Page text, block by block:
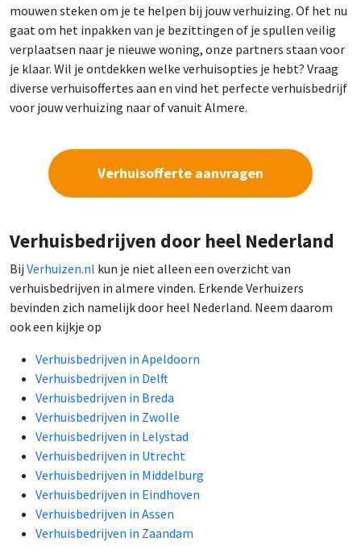
mouwen steken om je te helpen bij jouw verhuizing. Of het nu
gaat om het inpakken van je bezittingen of je spullen veilig
verplaatsen naar je nieuwe woning, onze partners staan voor
je klaar. Wil je ontdekken welke verhuisopties je hebt? Vraag
diverse verhuisoffertes aan en vind het perfecte verhuisbedrijf
voor jouw verhuizing naar of vanuit Almere.
Verhuisofferte aanvragen
Verhuisbedrijven door heel Nederland
Bij Verhuizen.nl kun je niet alleen een overzicht van
verhuisbedrijven in almere vinden. Erkende Verhuizers
bevinden zich namelijk door heel Nederland. Neem daarom
ook een kijkje op
Verhuisbedrijven in Apeldoorn
Verhuisbedrijven in Delft
Verhuisbedrijven in Breda
Verhuisbedrijven in Zwolle
Verhuisbedrijven in Lelystad
Verhuisbedrijven in Utrecht
Verhuisbedrijven in Middelburg
Verhuisbedrijven in Eindhoven
Verhuisbedrijven in Assen
Verhuisbedrijven in Zaandam